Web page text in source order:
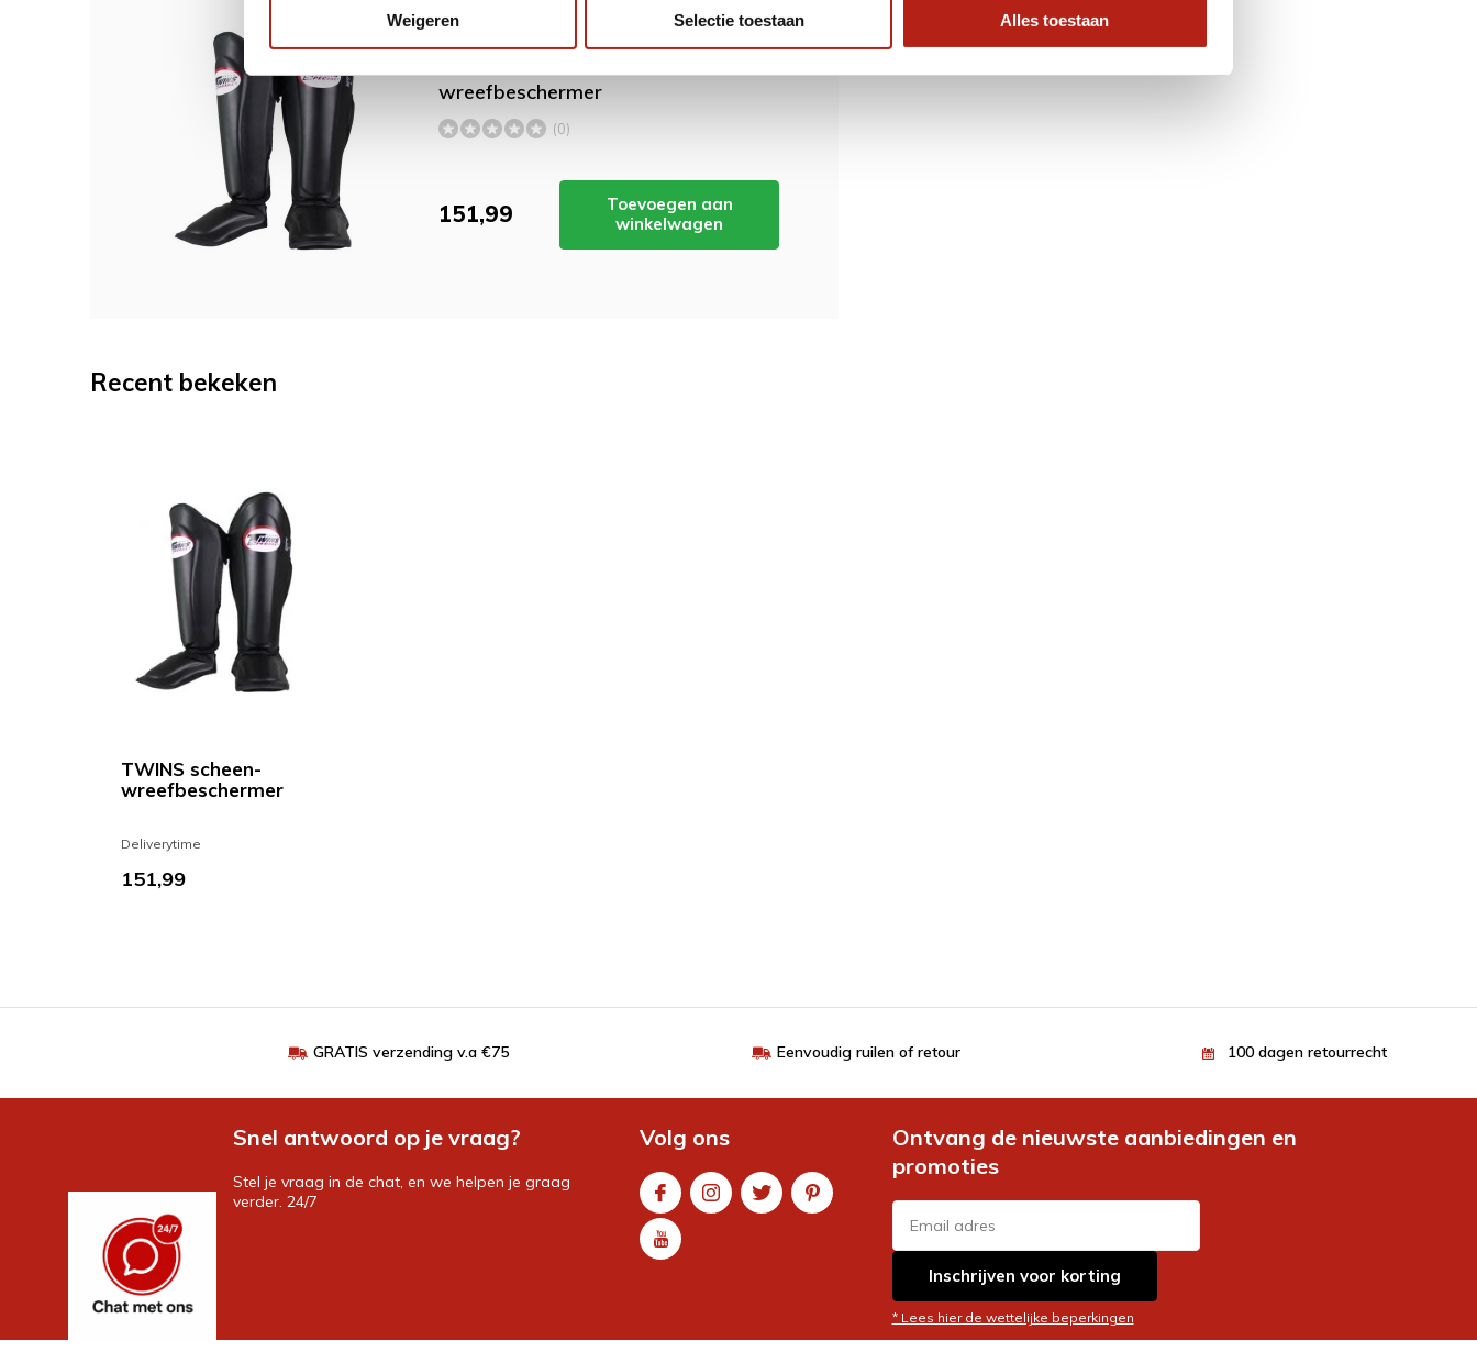
Weigeren Selectie toestaan Alles toestaan
Dit wordt 'm!
wreefbeschermer
(0)
151,99
Toevoegen aan
winkelwagen
Recent bekeken
TWINS scheen-
wreefbeschermer
Deliverytime
151,99
GRATIS verzending v.a €75 Eenvoudig ruilen of retour 100 dagen retourrecht
Snel antwoord op je vraag?
Stel je vraag in de chat, en we helpen je graag
verder. 24/7
Volg ons
Ontvang de nieuwste aanbiedingen en
promoties
Inschrijven voor korting
* Lees hier de wettelijke beperkingen